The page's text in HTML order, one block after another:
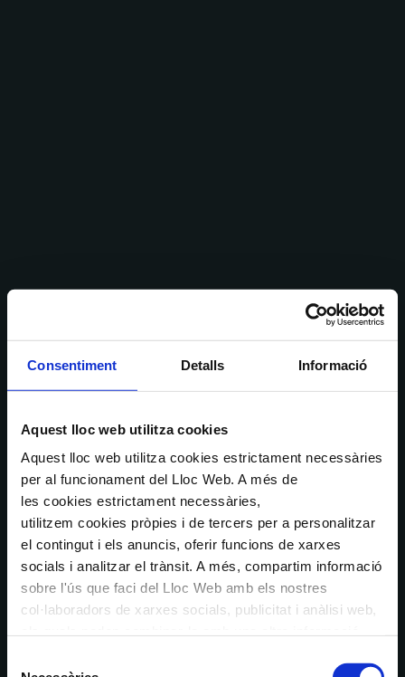
Consentiment Detalls Informació
Aquest lloc web utilitza cookies
Aquest lloc web utilitza cookies estrictament necessàries
per al funcionament del Lloc Web. A més de
les cookies estrictament necessàries,
utilitzem cookies pròpies i de tercers per a personalitzar
el contingut i els anuncis, oferir funcions de xarxes
socials i analitzar el trànsit. A més, compartim informació
sobre l'ús que faci del Lloc Web amb els nostres
col·laboradors de xarxes socials, publicitat i anàlisi web,